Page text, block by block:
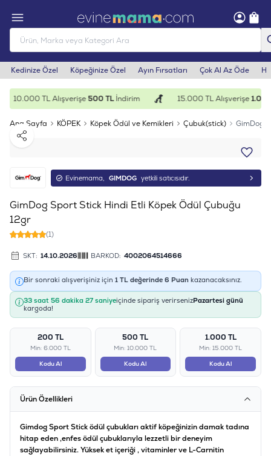
Kedinize Özel Köpeğinize Özel Ayın Fırsatları Çok Al Az Öde
10.000 TL Alışverişe500 TLİndirim 15.000 TL Alışverişe1.000
Ana Sayfa KÖPEK Köpek Ödül ve Kemikleri Çubuk(stick)
GimDog
Paylaş
Evinemama, GIMDOG yetkili satıcısıdır.
GimDog Sport Stick Hindi Etli Köpek Ödül Çubuğu
12gr
(1)
SKT: 14.10.2026 BARKOD: 4002064514666
Bir sonraki alışverişiniz için 1 TL değerinde 6 Puan kazanacaksınız.
33 saat 56 dakika 27 saniyeiçinde sipariş verirsenizPazartesi günü
kargoda!
200 TL
Min: 6.000 TL
Kodu Al
500 TL
Min: 10.000 TL
Kodu Al
1.000 TL
Min: 15.000 TL
Kodu Al
Ürün Özellikleri
Gimdog Sport Stick ödül çubukları aktif köpeğinizin damak tadına
hitap eden ,enfes ödül çubuklarıyla lezzetli bir deneyim
sağlayabilirsiniz. Yüksek et içeriği , vitaminler ve L-Carnitin